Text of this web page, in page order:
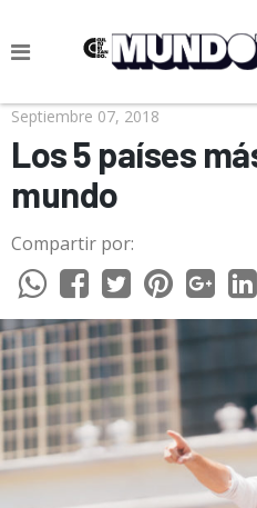
NOTICIAS
CULTURA POP
CIENCIA Y TECNOLOGÍA
VIDA
SOCIEDAD
CULTURIZANDO.COM
Septiembre 07, 2018
Los 5 países
mundo
Compartir por: